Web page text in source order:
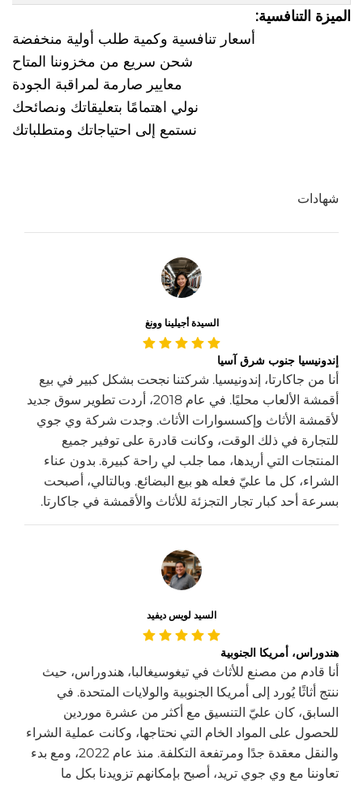
الميزة التنافسية:
أسعار تنافسية وكمية طلب أولية منخفضة
شحن سريع من مخزوننا المتاح
معايير صارمة لمراقبة الجودة
نولي اهتمامًا بتعليقاتك ونصائحك
نستمع إلى احتياجاتك ومتطلباتك
شهادات
السيدة أجيلينا وونغ
إندونيسيا جنوب شرق آسيا
أنا من جاكارتا، إندونيسيا. شركتنا نجحت بشكل كبير في بيع
أقمشة الألعاب محليًا. في عام 2018، أردت تطوير سوق جديد
لأقمشة الأثاث وإكسسوارات الأثاث. وجدت شركة وي جوي
للتجارة في ذلك الوقت، وكانت قادرة على توفير جميع
المنتجات التي أريدها، مما جلب لي راحة كبيرة. بدون عناء
الشراء، كل ما عليّ فعله هو بيع البضائع. وبالتالي، أصبحت
بسرعة أحد كبار تجار التجزئة للأثاث والأقمشة في جاكارتا.
السيد لويس ديفيد
هندوراس، أمريكا الجنوبية
أنا قادم من مصنع للأثاث في تيغوسيغالبا، هندوراس، حيث
ننتج أثاثًا يُورد إلى أمريكا الجنوبية والولايات المتحدة. في
السابق، كان عليّ التنسيق مع أكثر من عشرة موردين
للحصول على المواد الخام التي نحتاجها، وكانت عملية الشراء
والنقل معقدة جدًا ومرتفعة التكلفة. منذ عام 2022، ومع بدء
تعاوننا مع وي جوي تريد، أصبح بإمكانهم تزويدنا بكل ما